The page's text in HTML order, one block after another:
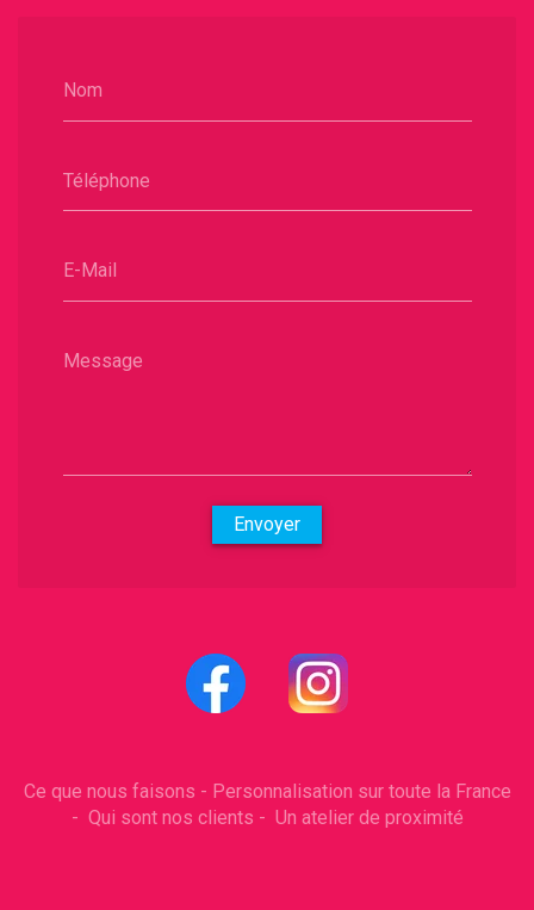
Nom
Téléphone
E-Mail
Message
Envoyer
Ce que nous faisons - Personnalisation sur toute la France
- Qui sont nos clients - Un atelier de proximité